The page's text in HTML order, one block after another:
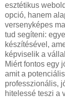
esztétikus
opció, hanem
versenyképes
tud segíteni:
készítésével,
képviselik a
Miért fontos egy
amit a
professzionális,
hitelessé teszi a